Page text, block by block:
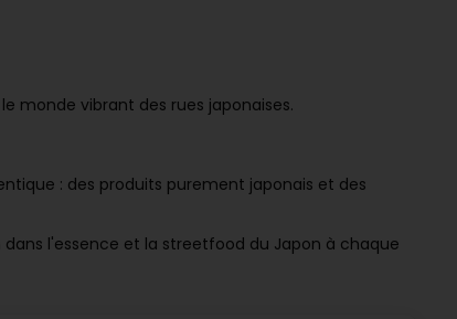
monde vibrant des rues japonaises.
: des produits purement japonais et des
l'essence et la streetfood du Japon à chaque